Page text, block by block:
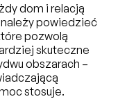
dom i relacją
powiedzieć
pozwolą
skuteczne
obszarach –
stosuje.